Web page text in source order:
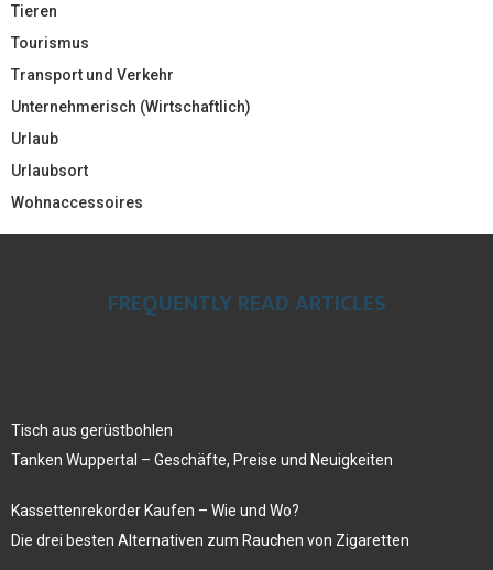
Tieren
Tourismus
Transport und Verkehr
Unternehmerisch (Wirtschaftlich)
Urlaub
Urlaubsort
Wohnaccessoires
FREQUENTLY READ ARTICLES
Tisch aus gerüstbohlen
Tanken Wuppertal – Geschäfte, Preise und Neuigkeiten
Kassettenrekorder Kaufen – Wie und Wo?
Die drei besten Alternativen zum Rauchen von Zigaretten